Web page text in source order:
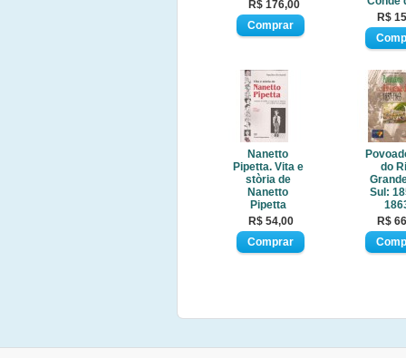
R$ 176,00
R$
Nanetto
Pipetta. Vita e
stòria de
Nanetto
Pipetta
R$ 54,00
do
Sul:
R$